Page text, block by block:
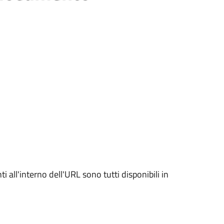
all'interno dell'URL sono tutti disponibili in